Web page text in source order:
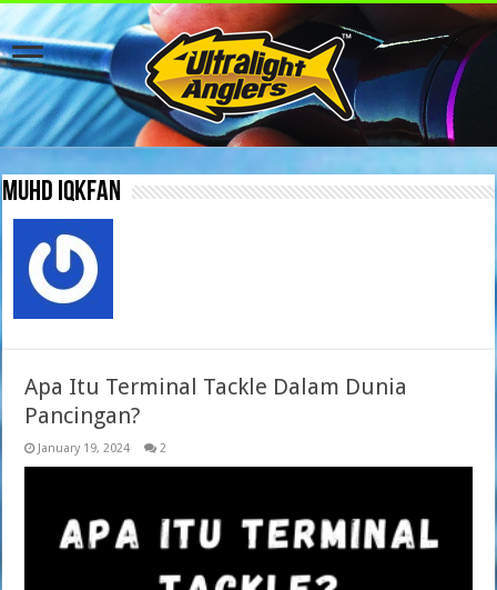
Muhd Iqkfan
Apa Itu Terminal Tackle Dalam Dunia
Pancingan?
January 19, 2024 2